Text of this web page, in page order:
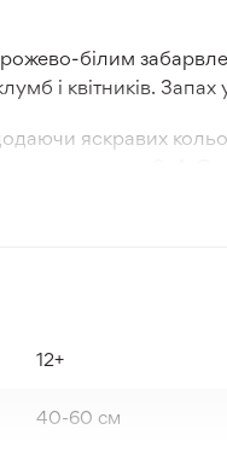
білим
і квітників. Запах
яскравих
12+
40-60 см